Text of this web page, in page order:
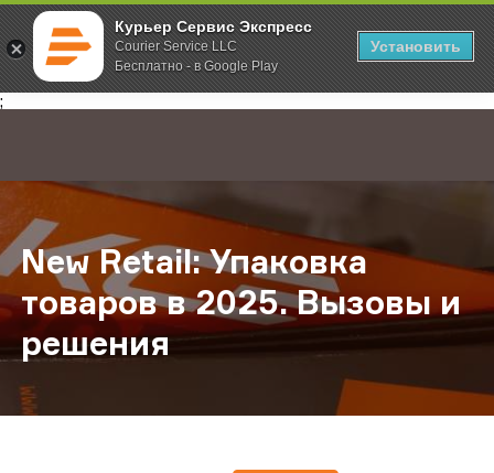
Курьер Сервис Экспресс
Courier Service LLC
Бесплатно - в Google Play
Установить
;
Главная О компании Новости New Retail: Упаковка товаров в
New Retail: Упаковка
товаров в 2025. Вызовы и
решения